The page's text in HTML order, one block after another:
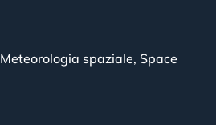
Meteorologia spaziale, Space